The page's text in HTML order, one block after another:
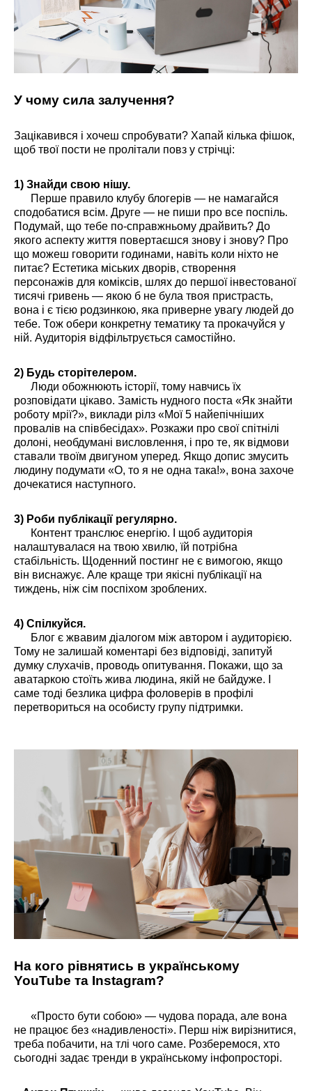
У чому сила залучення?
Зацікавився і хочеш спробувати? Хапай кілька фішок,
щоб твої пости не пролітали повз у стрічці:
1) Знайди свою нішу.
Перше правило клубу блогерів — не намагайся
сподобатися всім. Друге — не пиши про все поспіль.
Подумай, що тебе по-справжньому драйвить? До
якого аспекту життя повертаєшся знову і знову? Про
що можеш говорити годинами, навіть коли ніхто не
питає? Естетика міських дворів, створення
персонажів для коміксів, шлях до першої інвестованої
тисячі гривень — якою б не була твоя пристрасть,
вона і є тією родзинкою, яка приверне увагу людей до
тебе. Тож обери конкретну тематику та прокачуйся у
ній. Аудиторія відфільтрується самостійно.
2) Будь сторітелером.
Люди обожнюють історії, тому навчись їх
розповідати цікаво. Замість нудного поста «Як знайти
роботу мрії?», виклади рілз «Мої 5 найепічніших
провалів на співбесідах». Розкажи про свої спітнілі
долоні, необдумані висловлення, і про те, як відмови
ставали твоїм двигуном уперед. Якщо допис змусить
людину подумати «О, то я не одна така!», вона захоче
дочекатися наступного.
3) Роби публікації регулярно.
Контент транслює енергію. І щоб аудиторія
налаштувалася на твою хвилю, їй потрібна
стабільність. Щоденний постинг не є вимогою, якщо
він виснажує. Але краще три якісні публікації на
тиждень, ніж сім поспіхом зроблених.
4) Спілкуйся.
Блог є жвавим діалогом між автором і аудиторією.
Тому не залишай коментарі без відповіді, запитуй
думку слухачів, проводь опитування. Покажи, що за
аватаркою стоїть жива людина, якій не байдуже. І
саме тоді безлика цифра фоловерів в профілі
перетвориться на особисту групу підтримки.
На кого рівнятись в українському
YouTube та Instagram?
«Просто бути собою» — чудова порада, але вона
не працює без «надивленості». Перш ніж вирізнитися,
треба побачити, на тлі чого саме. Розберемося, хто
сьогодні задає тренди в українському інфопросторі.